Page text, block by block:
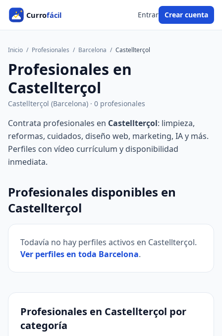
Entrar Crear cuenta
Inicio / Profesionales / Barcelona / Castellterçol
Profesionales en
Castellterçol
Castellterçol (Barcelona) · 0 profesionales
Contrata profesionales en Castellterçol: limpieza,
reformas, cuidados, diseño web, marketing, IA y más.
Perfiles con vídeo currículum y disponibilidad
inmediata.
Profesionales disponibles en
Castellterçol
Todavía no hay perfiles activos en Castellterçol.
Ver perfiles en toda Barcelona.
Profesionales en Castellterçol por
categoría